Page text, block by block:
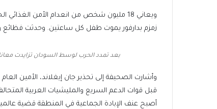
زمزم بدارفور يموت طفل كل ساعتين. وحدثت فظائع
بعد تمدد الحرب لوسط السودان تزايدت
وأشارت الصحيفة إلى تحذير جان إيغلاند، الأمين
أصبح عنف الإبادة الجماعية في المنطقة قضية